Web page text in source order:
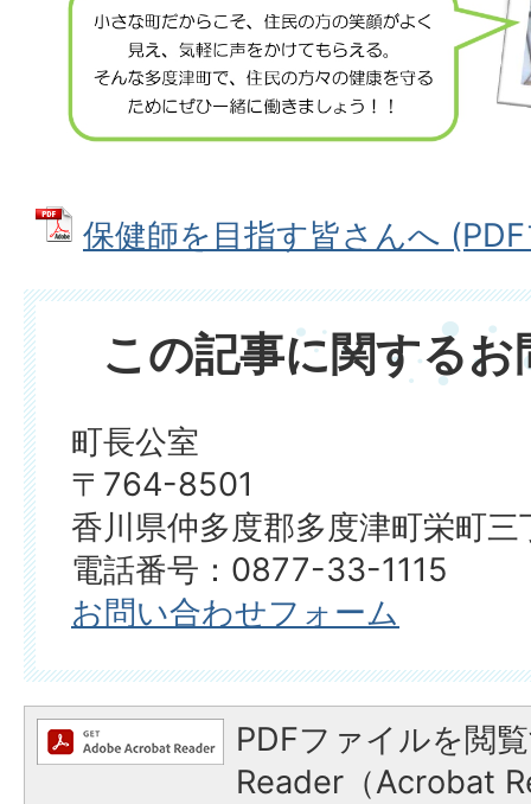
保健師を目指す皆さんへ
この記事に関する
町長公室
〒764-8501
香川県仲多度郡多度津町栄町
電話番号：0877-33-1115
お問い合わせフォーム
PDFファイルを閲
Reader（Acrobat